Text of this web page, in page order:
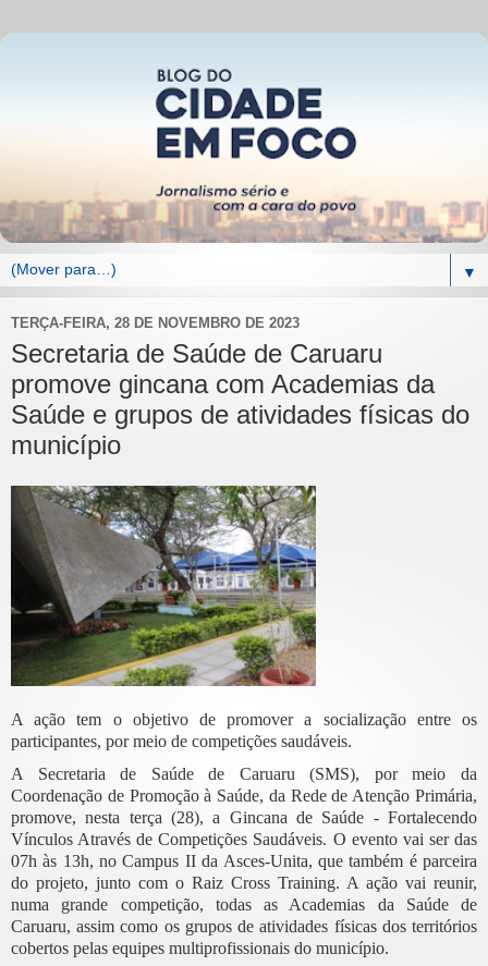
▼
TERÇA-FEIRA, 28 DE NOVEMBRO DE 2023
Secretaria de Saúde de Caruaru
promove gincana com Academias da
Saúde e grupos de atividades físicas do
município
A ação tem o objetivo de promover a socialização entre os
participantes, por meio de competições saudáveis.
A Secretaria de Saúde de Caruaru (SMS), por meio da
Coordenação de Promoção à Saúde, da Rede de Atenção Primária,
promove, nesta terça (28), a Gincana de Saúde - Fortalecendo
Vínculos Através de Competições Saudáveis. O evento vai ser das
07h às 13h, no Campus II da Asces-Unita, que também é parceira
do projeto, junto com o Raiz Cross Training. A ação vai reunir,
numa grande competição, todas as Academias da Saúde de
Caruaru, assim como os grupos de atividades físicas dos territórios
cobertos pelas equipes multiprofissionais do município.